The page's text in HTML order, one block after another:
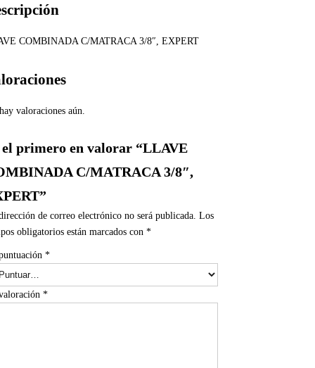
COMBINADA C/MATRACA 3/8″, EXPERT
valoraciones aún.
el primero en valorar “LLAVE
C/MATRACA 3/8″,
de correo electrónico no será publicada. Los
obligatorios están marcados con *
*
*